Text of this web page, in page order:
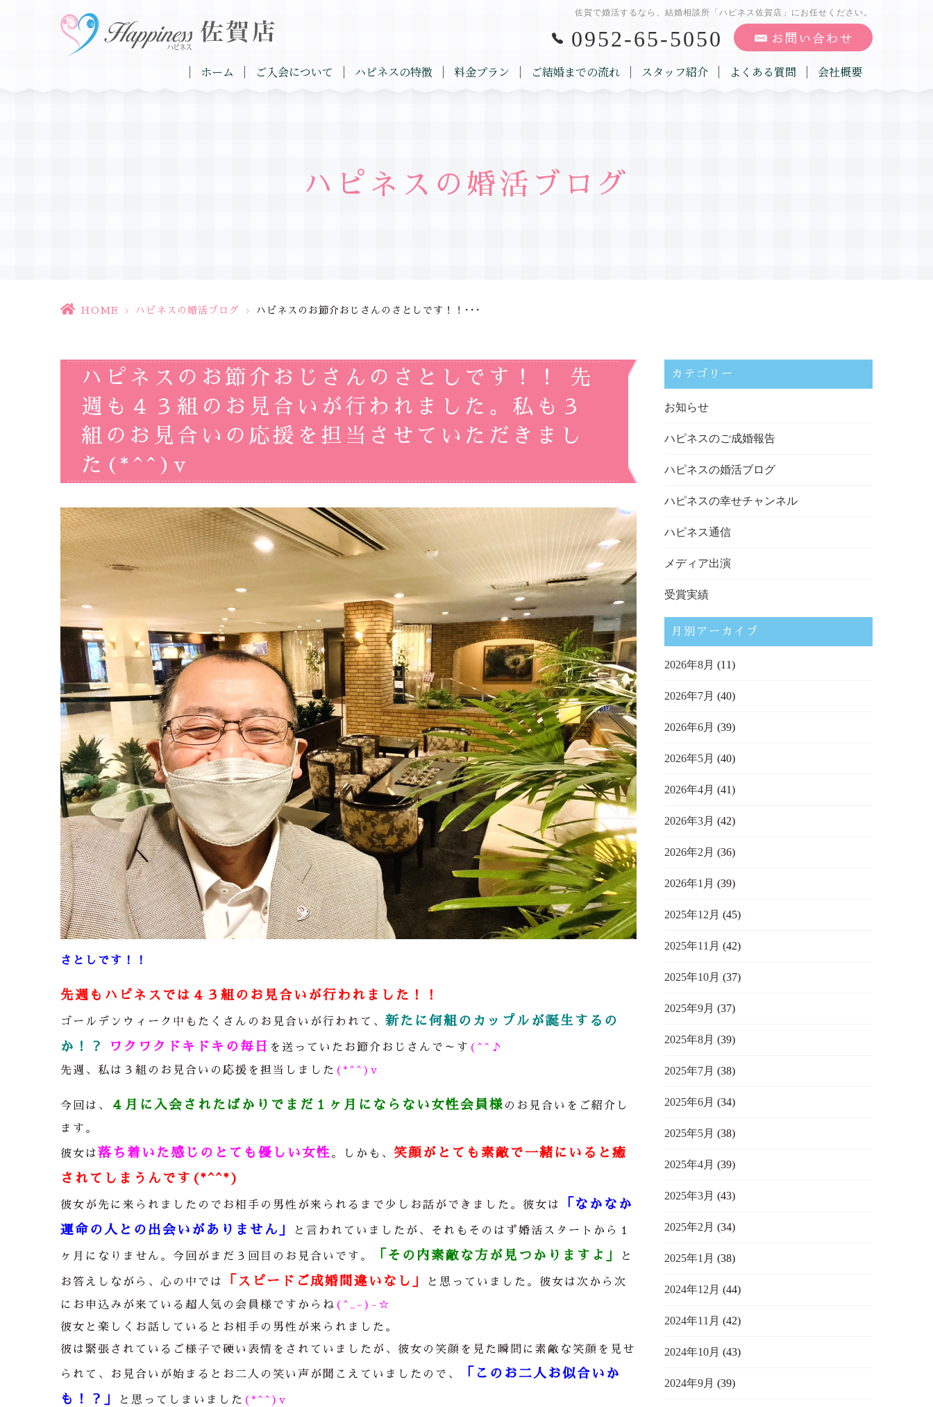
佐賀で婚活するなら、結婚相談所「ハピネス佐賀店」にお任せください。
0952-65-5050
ホーム ご入会について ハピネスの特徴 料金プラン ご結婚までの流れ スタッフ紹介 よくある質問 会社概要
ハピネスの婚活ブログ
HOME > ハピネスの婚活ブログ > ハピネスのお節介おじさんのさとしです！！･･･
ハピネスのお節介おじさんのさとしです！！ 先
週も４３組のお見合いが行われました。私も３
組のお見合いの応援を担当させていただきまし
た(*^^)v
さとしです！！
先週もハピネスでは４３組のお見合いが行われました！！
ゴールデンウィーク中もたくさんのお見合いが行われて、新たに何組のカップルが誕生するの
か！？
ワクワクドキドキの毎日 を送っていたお節介おじさんで～す (^^♪
先週、私は３組のお見合いの応援を担当しました (*^^)v
今回は、 ４月に入会されたばかりでまだ１ヶ月にならない女性会員様 のお見合いをご紹介し
ます。
彼女は落ち着いた感じのとても優しい女性 。しかも、 笑顔がとても素敵で一緒にいると癒
されてしまうんです(*^^*)
彼女が先に来られましたのでお相手の男性が来られるまで少しお話ができました。彼女は
「なかなか
運命の人との出会いがありません」
と言われていましたが、それもそのはず婚活スタートから１
ヶ月になりません。今回がまだ３回目のお見合いです。 「その内素敵な方が見つかりますよ」 と
お答えしながら、心の中では 「スピードご成婚間違いなし」 と思っていました。彼女は次から次
にお申込みが来ている超人気の会員様ですからね (^_-)-☆
彼女と楽しくお話しているとお相手の男性が来られました。
彼は緊張されているご様子で硬い表情をされていましたが、彼女の笑顔を見た瞬間に素敵な笑顔を見せ
られて、お見合いが始まるとお二人の笑い声が聞こえていましたので、
「このお二人お似合いか
も！？」
と思ってしまいました (*^^)v
カテゴリー
お知らせ
ハピネスのご成婚報告
ハピネスの婚活ブログ
ハピネスの幸せチャンネル
ハピネス通信
メディア出演
受賞実績
月別アーカイブ
2026年8月 (11)
2026年7月 (40)
2026年6月 (39)
2026年5月 (40)
2026年4月 (41)
2026年3月 (42)
2026年2月 (36)
2026年1月 (39)
2025年12月 (45)
2025年11月 (42)
2025年10月 (37)
2025年9月 (37)
2025年8月 (39)
2025年7月 (38)
2025年6月 (34)
2025年5月 (38)
2025年4月 (39)
2025年3月 (43)
2025年2月 (34)
2025年1月 (38)
2024年12月 (44)
2024年11月 (42)
2024年10月 (43)
2024年9月 (39)